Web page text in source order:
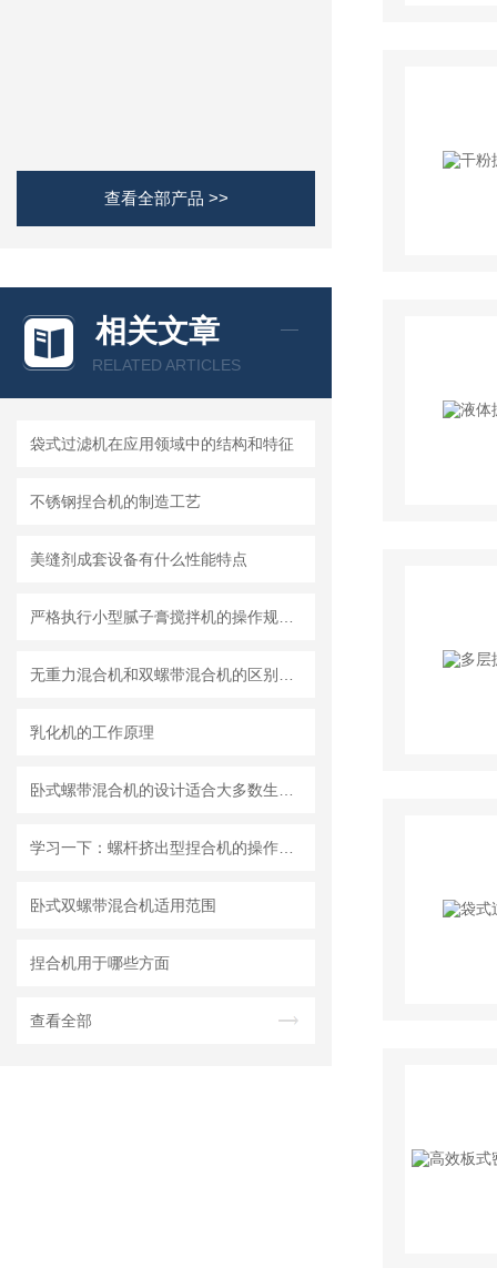
查看全部产品 >>
相关文章
RELATED ARTICLES
袋式过滤机在应用领域中的结构和特征
不锈钢捏合机的制造工艺
美缝剂成套设备有什么性能特点
乳化机的工作原理
卧式双螺带混合机适用范围
捏合机用于哪些方面
查看全部